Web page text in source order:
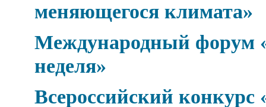
меняющегося климата»
Международный форум
неделя»
Всероссийский конкурс